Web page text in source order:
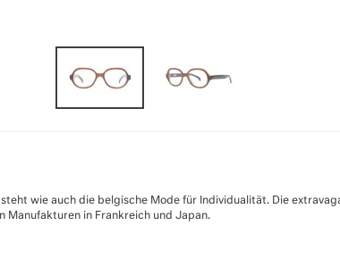
wie auch die belgische Mode für Individualität. Die
Manufakturen in Frankreich und Japan.